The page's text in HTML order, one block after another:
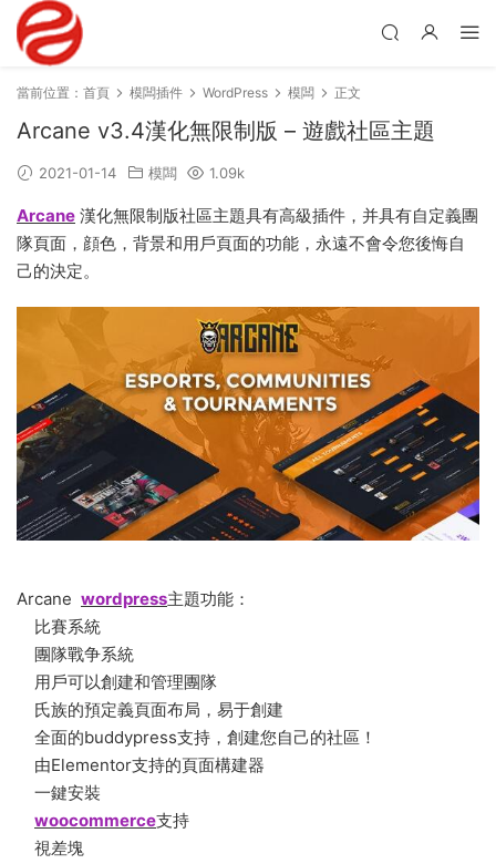
當前位置： 首頁 模闆插件 WordPress 模闆 正文
Arcane v3.4漢化無限制版 – 遊戲社區主題
2021-01-14 模闆 1.09k
Arcane 漢化無限制版社區主題具有高級插件，并具有自定義團
隊頁面，顔色，背景和用戶頁面的功能，永遠不會令您後悔自
己的決定。
Arcane wordpress主題功能：
比賽系統
團隊戰争系統
用戶可以創建和管理團隊
氏族的預定義頁面布局，易于創建
全面的buddypress支持，創建您自己的社區！
由Elementor支持的頁面構建器
一鍵安裝
woocommerce支持
視差塊